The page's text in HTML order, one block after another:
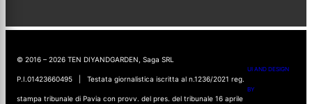
© 2016 – 2026 TEN DIYANDGARDEN, Saga SRL
P.I.01423660495 | Testata giornalistica iscritta al n.1236/2021 reg.
stampa tribunale di Pavia con provv. del pres. del tribunale 16 aprile
UI AND DESIGN
BY